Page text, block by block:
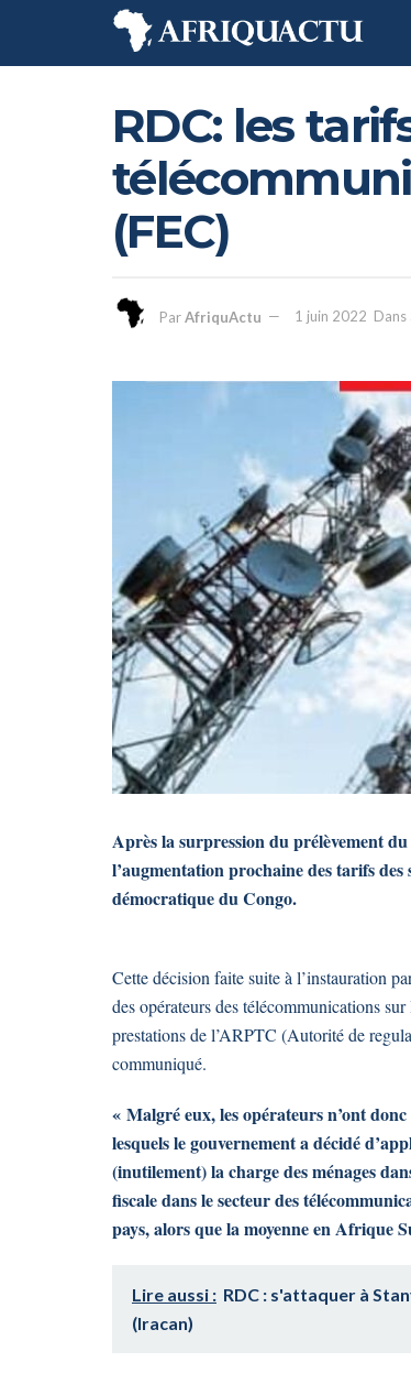
RDC: les
(FEC)
ParAfriquActu 1 juin 2022 Dans
Après la surpression du prélèvement
l’augmentation prochaine des tarifs
démocratique du Congo.
Cette décision faite suite à l’instauration
des opérateurs des télécommunications
prestations de l’ARPTC (Autorité de
communiqué.
« Malgré eux, les opérateurs n’ont
lesquels le gouvernement a décidé
(inutilement) la charge des ménages
fiscale dans le secteur des
pays, alors que la moyenne en Afrique
Lire aussi : RDC : s'attaquer à
(Iracan)